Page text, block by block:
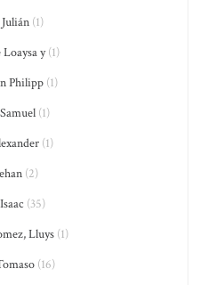
(1)
Loaysa y(1)
Philipp(1)
(1)
(1)
(2)
(35)
Lluys(1)
(16)